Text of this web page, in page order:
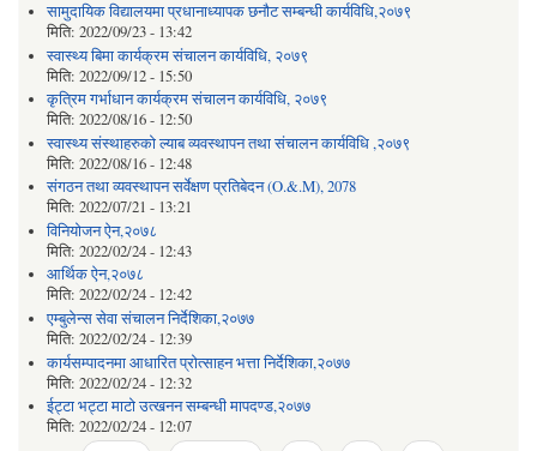
सामुदायिक विद्यालयमा प्रधानाध्यापक छनौट सम्बन्धी कार्यविधि,२०७९
मिति: 2022/09/23 - 13:42
स्वास्थ्य बिमा कार्यक्रम संचालन कार्यविधि, २०७९
मिति: 2022/09/12 - 15:50
कृत्रिम गर्भाधान कार्यक्रम संचालन कार्यविधि, २०७९
मिति: 2022/08/16 - 12:50
स्वास्थ्य संस्थाहरुको ल्याब व्यवस्थापन तथा संचालन कार्यविधि ,२०७९
मिति: 2022/08/16 - 12:48
संगठन तथा व्यवस्थापन सर्वेक्षण प्रतिबेदन (O.&.M), 2078
मिति: 2022/07/21 - 13:21
विनियोजन ऐन,२०७८
मिति: 2022/02/24 - 12:43
आर्थिक ऐन,२०७८
मिति: 2022/02/24 - 12:42
एम्बुलेन्स सेवा संचालन निर्देशिका,२०७७
मिति: 2022/02/24 - 12:39
कार्यसम्पादनमा आधारित प्रोत्साहन भत्ता निर्देशिका,२०७७
मिति: 2022/02/24 - 12:32
ईट्टा भट्टा माटो उत्खनन सम्बन्धी मापदण्ड,२०७७
मिति: 2022/02/24 - 12:07